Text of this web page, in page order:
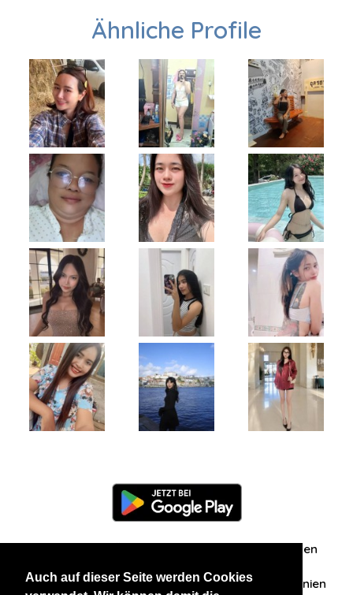
Auch auf dieser Seite werden Cookies
Ähnliche Profile
Zuschriften/Erfahrungen
Datenschutzerklärung AGB Datenschutzrichtlinien